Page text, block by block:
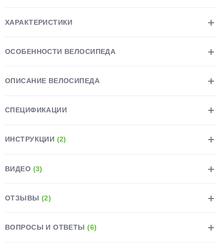
ХАРАКТЕРИСТИКИ
ОСОБЕННОСТИ ВЕЛОСИПЕДА
ОПИСАНИЕ ВЕЛОСИПЕДА
СПЕЦИФИКАЦИИ
ИНСТРУКЦИИ (2)
ВИДЕО (3)
ОТЗЫВЫ (2)
ВОПРОСЫ И ОТВЕТЫ(6)